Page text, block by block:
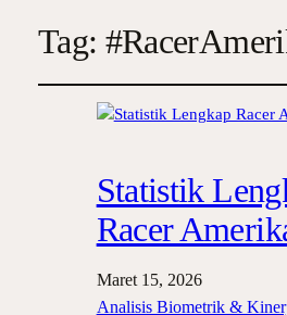
Tag:
Statistik
Racer
Maret 15, 2026
Analisis Biometrik &